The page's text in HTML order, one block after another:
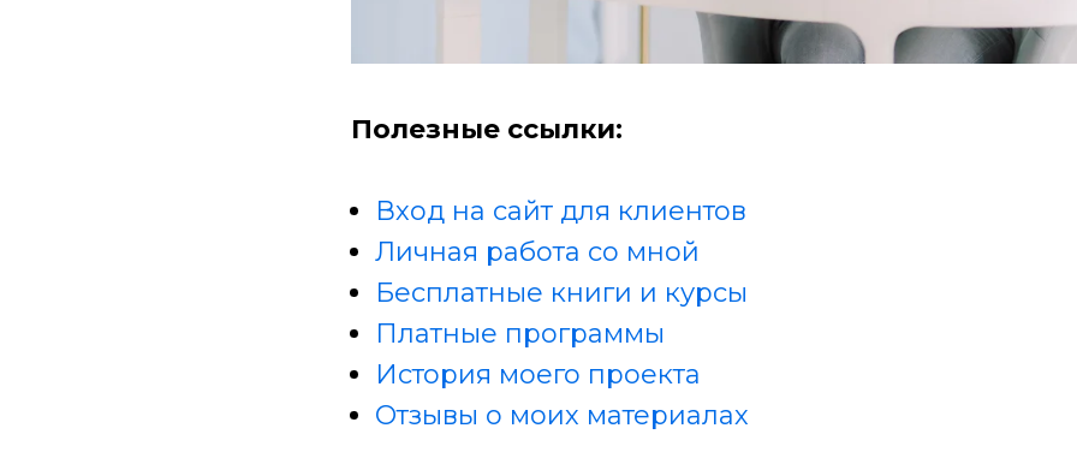
Полезные ссылки:
Вход на сайт для клиентов
Личная работа со мной
Бесплатные книги и курсы
Платные программы
История моего проекта
Отзывы о моих материалах